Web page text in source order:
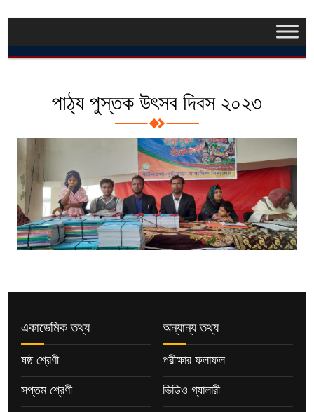
পাঠ্য পুস্তক উৎসব দিবস ২০২৩
একাডেমিক তথ্য
ষষ্ঠ শ্রেণী
সপ্তম শ্রেণী
অন্যান্য তথ্য
পরীক্ষার ফলাফল
ভিডিও গ্যালারী